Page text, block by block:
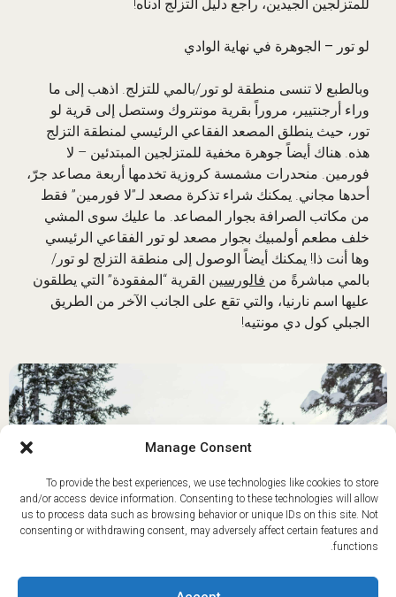
Manage Consent
To provide the best experiences, we use technologies like cookies to store
and/or access device information. Consenting to these technologies will allow
us to process data such as browsing behavior or unique IDs on this site. Not
consenting or withdrawing consent, may adversely affect certain features and
functions.
للمتزلجين الجيدين، راجع دليل التزلج أدناه!
لو تور – الجوهرة في نهاية الوادي
وبالطبع لا تنسى منطقة لو تور/بالمي للتزلج. اذهب إلى ما
وراء أرجنتيير، مروراً بقرية مونتروك وستصل إلى قرية لو
تور، حيث ينطلق المصعد الفقاعي الرئيسي لمنطقة التزلج
هذه. هناك أيضاً جوهرة مخفية للمتزلجين المبتدئين – لا
فورمين. منحدرات مشمسة كروزية تخدمها أربعة مصاعد جرّ،
أحدها مجاني. يمكنك شراء تذكرة مصعد لـ”لا فورمين” فقط
من مكاتب الصرافة بجوار المصاعد. ما عليك سوى المشي
خلف مطعم أولمبيك بجوار مصعد لو تور الفقاعي الرئيسي
وها أنت ذا! يمكنك أيضاً الوصول إلى منطقة التزلج لو تور/
بالمي مباشرةً من فالورسين القرية “المفقودة” التي يطلقون
عليها اسم نارنيا، والتي تقع على الجانب الآخر من الطريق
الجبلي كول دي مونتيه!